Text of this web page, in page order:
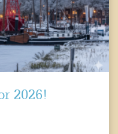
2026!